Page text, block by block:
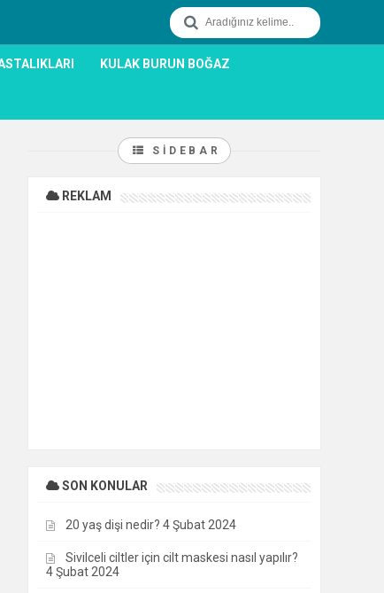
KULAK BURUN BOĞAZ
SIDEBAR
REKLAM
SON KONULAR
20 yaş dişi nedir? 4 Şubat 2024
Sivilceli ciltler için cilt maskesi nasıl yapılır?
4 Şubat 2024